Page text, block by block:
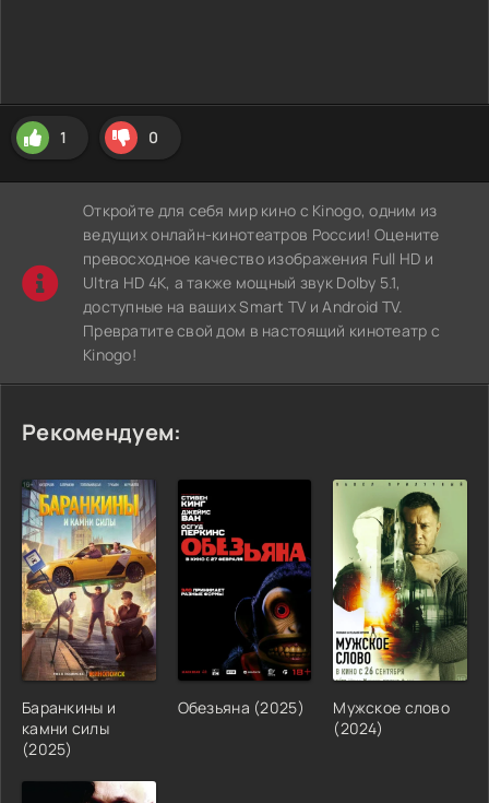
1 0
Откройте для себя мир кино с Kinogo, одним из
ведущих онлайн-кинотеатров России! Оцените
превосходное качество изображения Full HD и
Ultra HD 4K, а также мощный звук Dolby 5.1,
доступные на ваших Smart TV и Android TV.
Превратите свой дом в настоящий кинотеатр с
Kinogo!
Рекомендуем:
Баранкины и
камни силы
(2025)
Обезьяна (2025)
Мужское слово
(2024)